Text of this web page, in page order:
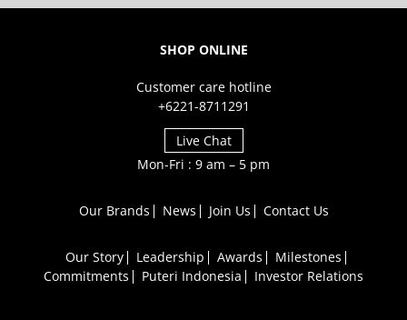
SHOP ONLINE
Customer care hotline
+6221-8711291
Live Chat
Mon-Fri : 9 am – 5 pm
Our Brands News Join Us Contact Us
Our Story Leadership Awards
Milestones
Commitments
Puteri Indonesia Investor Relations